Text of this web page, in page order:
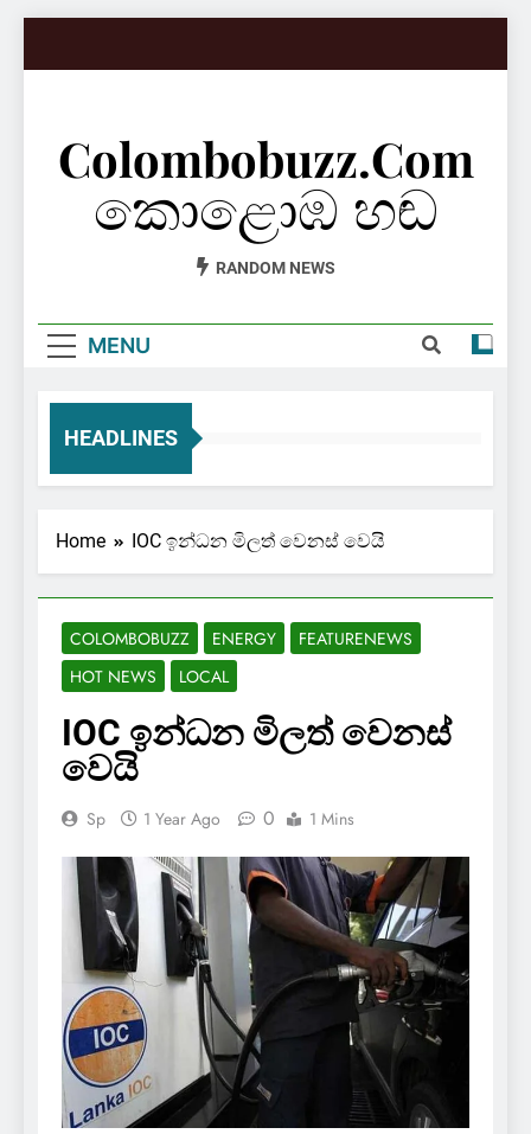
Colombobuzz.com
කොළොඹ හඬ
RANDOM NEWS
MENU
HEADLINES
Home IOC ඉන්ධන මිලත් වෙනස් වෙයි
COLOMBOBUZZ ENERGY
FEATURENEWS
HOT NEWS
LOCAL
IOC ඉන්ධන මිලත් වෙනස්
වෙයි
Sp 1 Year Ago 0 1 Mins